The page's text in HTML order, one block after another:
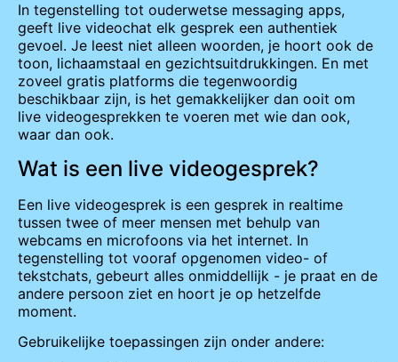
In tegenstelling tot ouderwetse messaging apps,
geeft live videochat elk gesprek een authentiek
gevoel. Je leest niet alleen woorden, je hoort ook de
toon, lichaamstaal en gezichtsuitdrukkingen. En met
zoveel gratis platforms die tegenwoordig
beschikbaar zijn, is het gemakkelijker dan ooit om
live videogesprekken te voeren met wie dan ook,
waar dan ook.
Wat is een live videogesprek?
Een live videogesprek is een gesprek in realtime
tussen twee of meer mensen met behulp van
webcams en microfoons via het internet. In
tegenstelling tot vooraf opgenomen video- of
tekstchats, gebeurt alles onmiddellijk - je praat en de
andere persoon ziet en hoort je op hetzelfde
moment.
Gebruikelijke toepassingen zijn onder andere: